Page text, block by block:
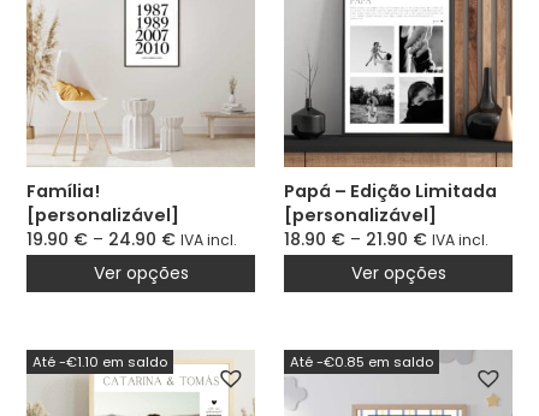
Família!
[personalizável]
19.90 € – 24.90 € IVA incl.
Ver opções
Papá – Edição Limitada
[personalizável]
18.90 € – 21.90 € IVA incl.
Ver opções
Até -€1.10 em saldo Até -€0.85 em saldo